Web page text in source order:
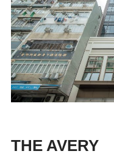
THE AVERY